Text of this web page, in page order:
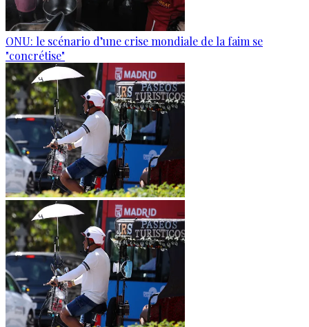
ONU: le scénario d’une crise mondiale de la faim se
"concrétise"